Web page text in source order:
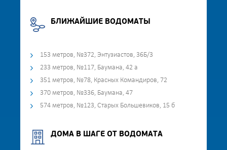
БЛИЖАЙШИЕ ВОДОМАТЫ
153 метров, №372, Энтузиастов, 36Б/3
233 метров, №117, Баумана, 42 а
351 метров, №78, Красных Командиров, 72
370 метров, №336, Баумана, 47
574 метров, №123, Старых Большевиков, 15 б
ДОМА В ШАГЕ ОТ ВОДОМАТА